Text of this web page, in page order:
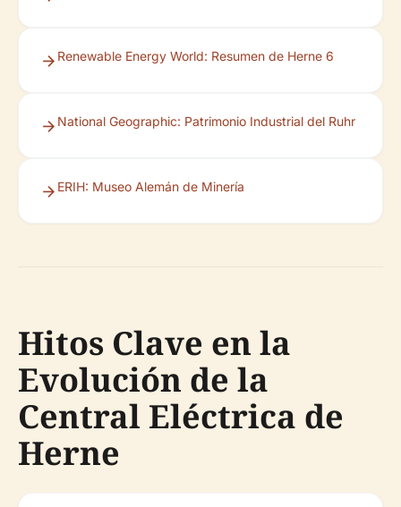
Renewable Energy World: Resumen de Herne 6
National Geographic: Patrimonio Industrial del Ruhr
ERIH: Museo Alemán de Minería
Hitos Clave en la
Evolución de la
Central Eléctrica de
Herne